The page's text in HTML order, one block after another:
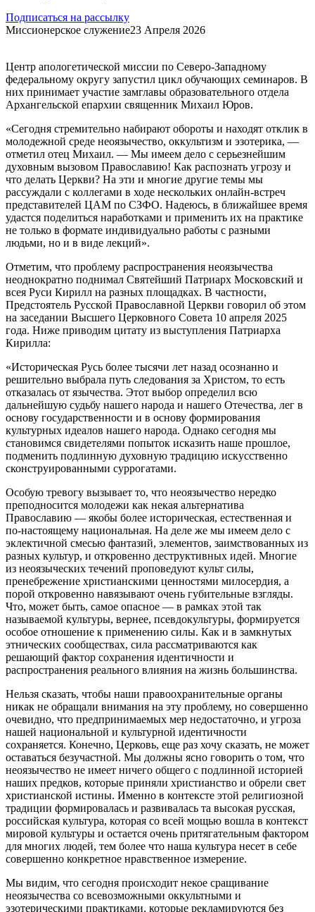
Подписаться на рассылку
Миссионерское служение23 Апреля 2026
Центр апологетической миссии по Северо-Западному
федеральному округу запустил цикл обучающих семинаров. В
них принимает участие замглавы образовательного отдела
Архангельской епархии священник Михаил Юров.
«Сегодня стремительно набирают обороты и находят отклик в
молодежной среде неоязычество, оккультизм и эзотерика, —
отметил отец Михаил. — Мы имеем дело с серьезнейшим
духовным вызовом Православию! Как распознать угрозу и
что делать Церкви? На эти и многие другие темы мы
рассуждали с коллегами в ходе нескольких онлайн-встреч
представителей ЦАМ по СЗФО. Надеюсь, в ближайшее время
удастся поделиться наработками и применить их на практике
не только в формате индивидуально работы с разными
людьми, но и в виде лекций».
Отметим, что проблему распространения неоязычества
неоднократно поднимал Святейший Патриарх Московский и
всея Руси Кирилл на разных площадках. В частности,
Предстоятель Русской Православной Церкви говорил об этом
на заседании Высшего Церковного Совета 10 апреля 2025
года. Ниже приводим цитату из выступления Патриарха
Кирилла:
«Историческая Русь более тысячи лет назад осознанно и
решительно выбрала путь следования за Христом, то есть
отказалась от язычества. Этот выбор определил всю
дальнейшую судьбу нашего народа и нашего Отечества, лег в
основу государственности и в основу формирования
культурных идеалов нашего народа. Однако сегодня мы
становимся свидетелями попыток исказить наше прошлое,
подменить подлинную духовную традицию искусственно
сконструированными суррогатами.
Особую тревогу вызывает то, что неоязычество нередко
преподносится молодежи как некая альтернатива
Православию — якобы более историческая, естественная и
по-настоящему национальная. На деле же мы имеем дело с
эклектичной смесью фантазий, элементов, заимствованных из
разных культур, и откровенно деструктивных идей. Многие
из неоязыческих течений проповедуют культ силы,
пренебрежение христианскими ценностями милосердия, а
порой откровенно навязывают очень губительные взгляды.
Что, может быть, самое опасное — в рамках этой так
называемой культуры, вернее, псевдокультуры, формируется
особое отношение к применению силы. Как и в замкнутых
этнических сообществах, сила рассматриваются как
решающий фактор сохранения идентичности и
распространения реального влияния на жизнь большинства.
Нельзя сказать, чтобы наши правоохранительные органы
никак не обращали внимания на эту проблему, но совершенно
очевидно, что предпринимаемых мер недостаточно, и угроза
нашей национальной и культурной идентичности
сохраняется. Конечно, Церковь, еще раз хочу сказать, не может
оставаться безучастной. Мы должны ясно говорить о том, что
неоязычество не имеет ничего общего с подлинной историей
наших предков, которые приняли христианство и обрели свет
христианской истины. Именно в контексте этой религиозной
традиции формировалась и развивалась та высокая русская,
российская культура, которая со всей мощью вошла в контекст
мировой культуры и остается очень притягательным фактором
для многих людей, тем более что наша культура несет в себе
совершенно конкретное нравственное измерение.
Мы видим, что сегодня происходит некое сращивание
неоязычества со всевозможными оккультными и
эзотерическими практиками, которые рекламируются без